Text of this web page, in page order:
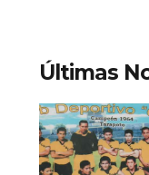
Últimas